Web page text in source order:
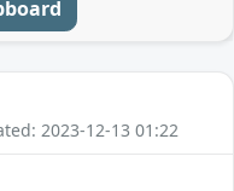
2023-12-13 01:22